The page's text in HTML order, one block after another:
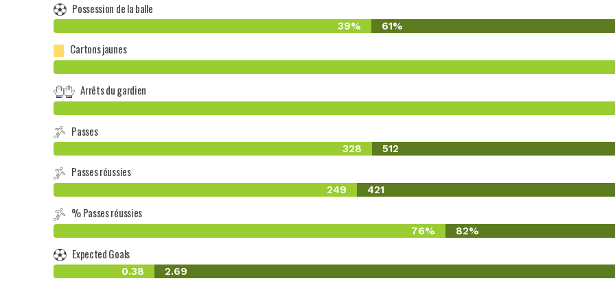
Possession de la balle
39% 61%
Cartons jaunes
Arrêts du gardien
Passes
328 512
Passes réussies
249 421
% Passes réussies
76% 82%
Expected Goals
0.38 2.69